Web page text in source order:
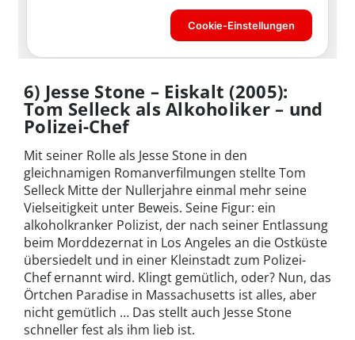
6) Jesse Stone – Eiskalt (2005):
Tom Selleck als Alkoholiker – und
Polizei-Chef
Mit seiner Rolle als Jesse Stone in den
gleichnamigen Romanverfilmungen stellte Tom
Selleck Mitte der Nullerjahre einmal mehr seine
Vielseitigkeit unter Beweis. Seine Figur: ein
alkoholkranker Polizist, der nach seiner Entlassung
beim Morddezernat in Los Angeles an die Ostküste
übersiedelt und in einer Kleinstadt zum Polizei-
Chef ernannt wird. Klingt gemütlich, oder? Nun, das
Örtchen Paradise in Massachusetts ist alles, aber
nicht gemütlich … Das stellt auch Jesse Stone
schneller fest als ihm lieb ist.